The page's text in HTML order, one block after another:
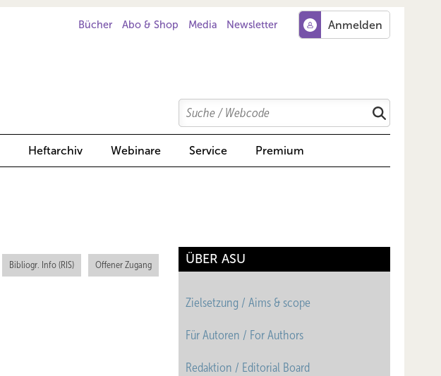
Bücher Abo & Shop Media Newsletter
Search
Suchen
Heftarchiv Webinare Service Premium
Bibliogr. Info (RIS) Offener Zugang ÜBER ASU
Zielsetzung / Aims & scope
Für Autoren / For Authors
Redaktion / Editorial Board